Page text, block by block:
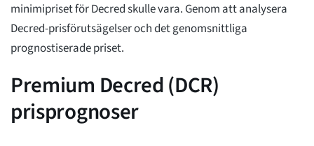
minimipriset för Decred skulle vara. Genom att analysera
Decred-prisförutsägelser och det genomsnittliga
prognostiserade priset.
Premium Decred (DCR)
prisprognoser